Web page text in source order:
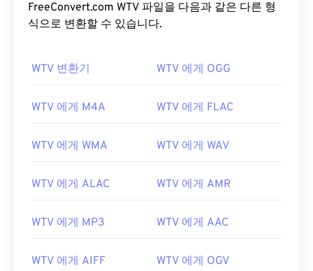
FreeConvert.com WTV 파일을 다음과 같은 다른 형
식으로 변환할 수 있습니다.
WTV 변환기 WTV 에게 OGG
WTV 에게 M4A WTV 에게 FLAC
WTV 에게 WMA WTV 에게 WAV
WTV 에게 ALAC WTV 에게 AMR
WTV 에게 MP3 WTV 에게 AAC
WTV 에게 AIFF WTV 에게 OGV